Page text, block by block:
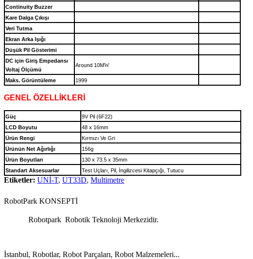
Continuity Buzzer
Kare Dalga Çıkışı
Veri Tutma
Ekran Arka Işığı
Düşük Pil Gösterimi
DC için Giriş Empedansı
Voltaj Ölçümü
Around 10MW
Maks. Görüntüleme 1999
GENEL ÖZELLİKLERİ
Güç
9V Pil (6F22)
LCD Boyutu
48 x 16mm
Ürün Rengi
Kırmızı Ve Gri
Ürünün Net Ağırlığı
156g
Ürün Boyutları
130 x 73.5 x 35mm
Standart Aksesuarlar
Test Uçları, Pil, İngilizcesi Kitapçığı, Tutucu
Etiketler: UNİ-T, UT33D, Multimetre
RobotPark KONSEPTİ
Robotpark Robotik Teknoloji Merkezidir.
İstanbul, Robotlar, Robot Parçaları, Robot Malzemeleri...